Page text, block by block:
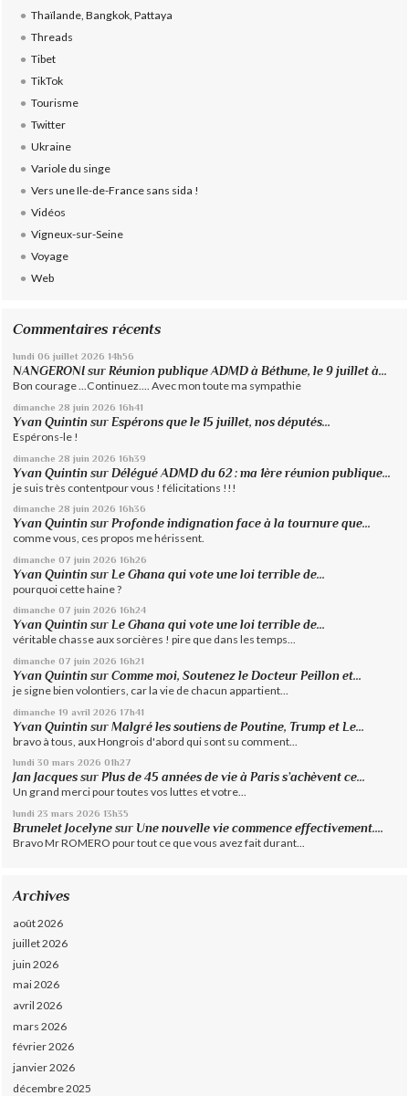
Thaïlande, Bangkok, Pattaya
Threads
Tibet
TikTok
Tourisme
Twitter
Ukraine
Variole du singe
Vers une Ile-de-France sans sida !
Vidéos
Vigneux-sur-Seine
Voyage
Web
Commentaires récents
lundi 06 juillet 2026 14h56
NANGERONI surRéunion publique ADMD à Béthune, le 9 juillet à...
Bon courage ...Continuez.... Avec mon toute ma sympathie
dimanche 28 juin 2026 16h41
Yvan Quintin surEspérons que le 15 juillet, nos députés...
Espérons-le !
dimanche 28 juin 2026 16h39
Yvan Quintin surDélégué ADMD du 62 : ma 1ère réunion publique...
je suis très contentpour vous ! félicitations !!!
dimanche 28 juin 2026 16h36
Yvan Quintin surProfonde indignation face à la tournure que...
comme vous, ces propos me hérissent.
dimanche 07 juin 2026 16h26
Yvan Quintin sur Le Ghana qui vote une loi terrible de...
pourquoi cette haine ?
dimanche 07 juin 2026 16h24
Yvan Quintin surLe Ghana qui vote une loi terrible de...
véritable chasse aux sorcières ! pire que dans les temps...
dimanche 07 juin 2026 16h21
Yvan Quintin surComme moi, Soutenez le Docteur Peillon et...
je signe bien volontiers, car la vie de chacun appartient...
dimanche 19 avril 2026 17h41
Yvan Quintin surMalgré les soutiens de Poutine, Trump et Le...
bravo à tous, aux Hongrois d'abord qui sont su comment...
lundi 30 mars 2026 01h27
Jan Jacques surPlus de 45 années de vie à Paris s’achèvent ce...
Un grand merci pour toutes vos luttes et votre...
lundi 23 mars 2026 13h35
Brunelet Jocelyne sur Une nouvelle vie commence effectivement....
Bravo Mr ROMERO pour tout ce que vous avez fait durant...
Archives
août 2026
juillet 2026
juin 2026
mai 2026
avril 2026
mars 2026
février 2026
janvier 2026
décembre 2025